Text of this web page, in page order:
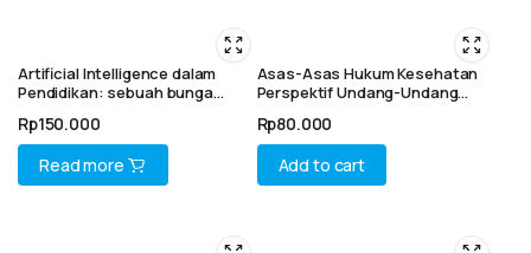
Artificial Intelligence dalam
Pendidikan: sebuah bunga
Rp150.000
Read more
Asas-Asas Hukum Kesehatan
Perspektif Undang-Undang
Kesehatan
Rp80.000
Add to cart